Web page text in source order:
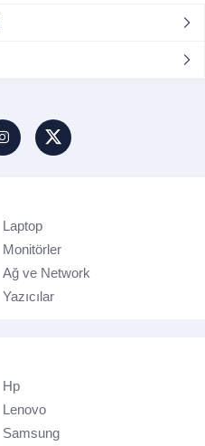
Laptop
Monitörler
Ağ ve Network
Yazıcılar
Hp
Lenovo
Samsung